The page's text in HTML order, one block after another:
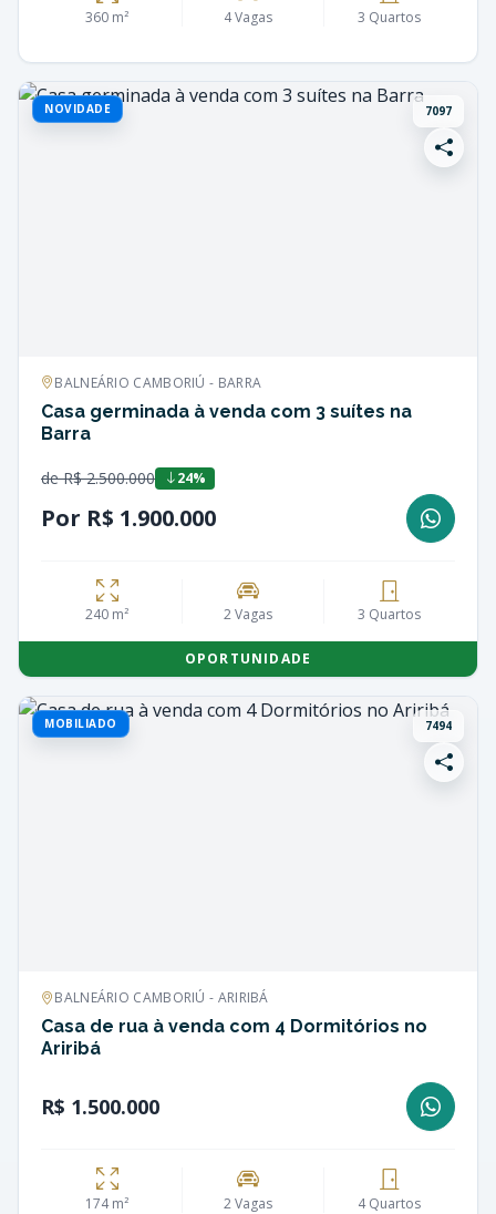
360 m² 4 Vagas 3 Quartos
NOVIDADE 7097
BALNEÁRIO CAMBORIÚ - BARRA
Casa germinada à venda com 3 suítes na
Barra
de R$ 2.500.000 24%
Por R$ 1.900.000
240 m² 2 Vagas 3 Quartos
OPORTUNIDADE
MOBILIADO 7494
BALNEÁRIO CAMBORIÚ - ARIRIBÁ
Casa de rua à venda com 4 Dormitórios no
Ariribá
R$ 1.500.000
174 m² 2 Vagas 4 Quartos